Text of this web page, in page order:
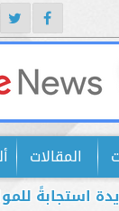
المقالات
للمواطنين